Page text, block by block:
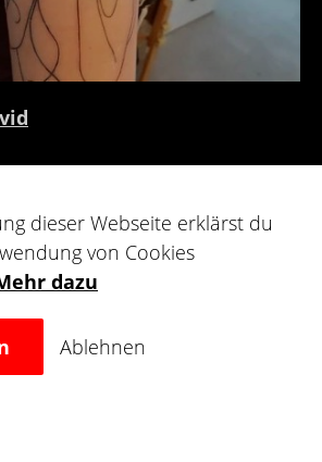
dieser Webseite erklärst du
von Cookies
dazu
Ablehnen
und Drachen, aber
Oriental Tattoos.